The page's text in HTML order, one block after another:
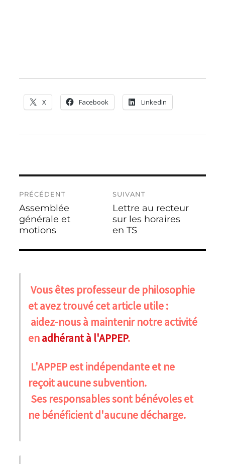
X Facebook LinkedIn
de
l’article
PRÉCÉDENT
Publication
précédente :
Assemblée
générale et
motions
SUIVANT
Publication
suivante :
Lettre au recteur
sur les horaires
en TS
Vous êtes professeur de philosophie
et avez trouvé cet article utile :
aidez-nous à maintenir notre activité
enadhérant à l'APPEP.
L'APPEP est indépendante et ne
reçoit aucune subvention.
Ses responsables sont bénévoles et
ne bénéficient d'aucune décharge.